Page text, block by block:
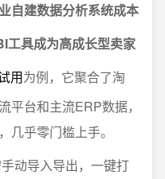
自建数据分析系统成本
工具成为高成长型卖家
用为例，它聚合了淘
平台和主流ERP数据，
几乎零门槛上手。
动导入导出，一键打